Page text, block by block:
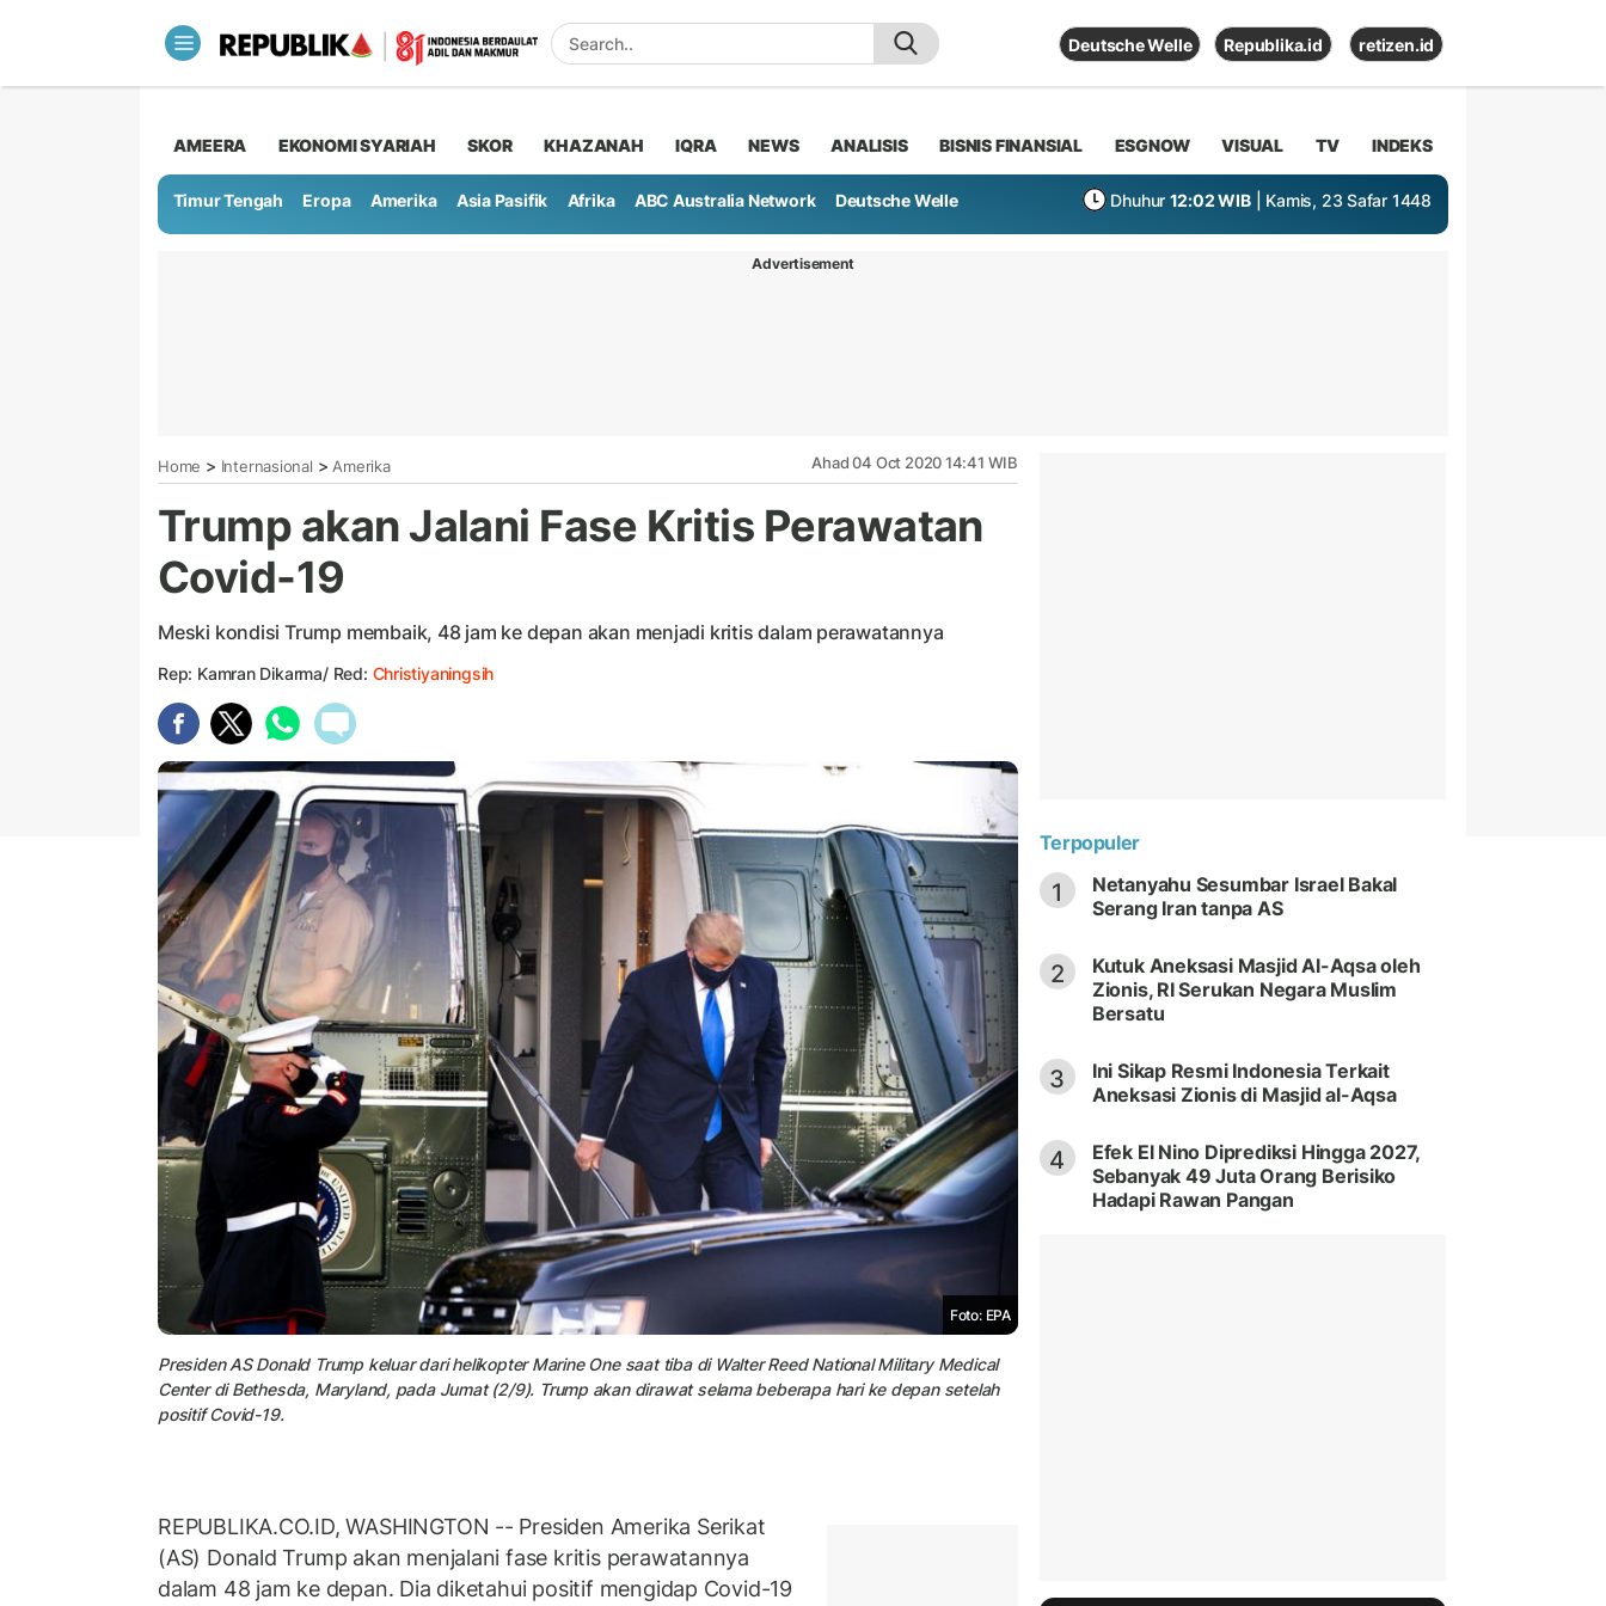
Deutsche Welle Republika.id retizen.id
AMEERA EKONOMI SYARIAH SKOR KHAZANAH IQRA NEWS ANALISIS BISNIS FINANSIAL ESGNOW VISUAL TV INDEKS
Timur Tengah Eropa Amerika Asia Pasifik Afrika ABC Australia Network Deutsche Welle Dhuhur 12:02 WIB | Kamis, 23 Safar 1448
Advertisement
Home > Internasional > Amerika Ahad 04 Oct 2020 14:41 WIB
Trump akan Jalani Fase Kritis Perawatan
Covid-19
Meski kondisi Trump membaik, 48 jam ke depan akan menjadi kritis dalam perawatannya
Rep: Kamran Dikarma/ Red: Christiyaningsih
Foto: EPA
Presiden AS Donald Trump keluar dari helikopter Marine One saat tiba di Walter Reed National Military Medical
Center di Bethesda, Maryland, pada Jumat (2/9). Trump akan dirawat selama beberapa hari ke depan setelah
positif Covid-19.
REPUBLIKA.CO.ID, WASHINGTON -- Presiden Amerika Serikat
(AS) Donald Trump akan menjalani fase kritis perawatannya
dalam 48 jam ke depan. Dia diketahui positif mengidap Covid-19
Terpopuler
1
Netanyahu Sesumbar Israel Bakal
Serang Iran tanpa AS
2
Kutuk Aneksasi Masjid Al-Aqsa oleh
Zionis, RI Serukan Negara Muslim
Bersatu
3
Ini Sikap Resmi Indonesia Terkait
Aneksasi Zionis di Masjid al-Aqsa
4
Efek El Nino Diprediksi Hingga 2027,
Sebanyak 49 Juta Orang Berisiko
Hadapi Rawan Pangan